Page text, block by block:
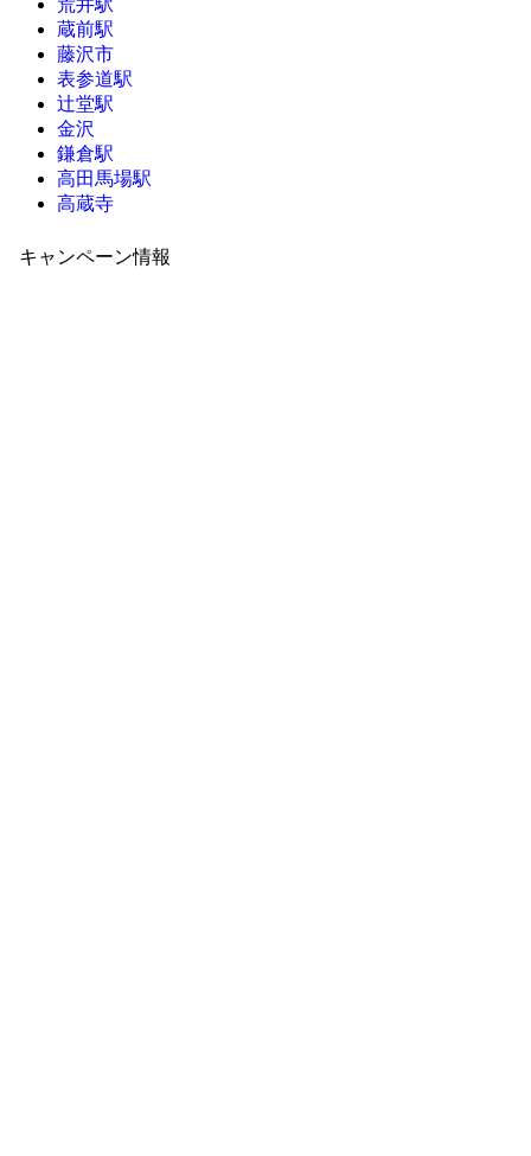
荒井駅
蔵前駅
藤沢市
表参道駅
辻堂駅
金沢
鎌倉駅
高田馬場駅
高蔵寺
キャンペーン情報